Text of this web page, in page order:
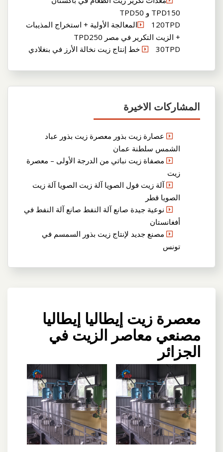
TPD150 و TPD50
120TPDالمعالجة الأولية + استخراج المذيبات
+ الزيت التكرير في مصر TPD250
30TPD خط إنتاج زيت نخالة الأرز في بنغلادي
المشاركات الاخيرة
عصارة زيت بذور معصرة زيت بذور عباد
الشمس سلطنة عمان
مصفاة زيت نباتي من الدرجة الأولى – معصرة
زيت
آلة زيت فول الصويا آلة زيت الصويا آلة زيت
الصويا قطر
نوعية جيدة صانع آلة النفط صانع آلة النفط في
أفغانستان
مصنع جديد لإنتاج زيت بذور السمسم في
تونس
معصرة زيت إيطاليا إيطاليا
مصنعي معاصر الزيت في
الجزائر